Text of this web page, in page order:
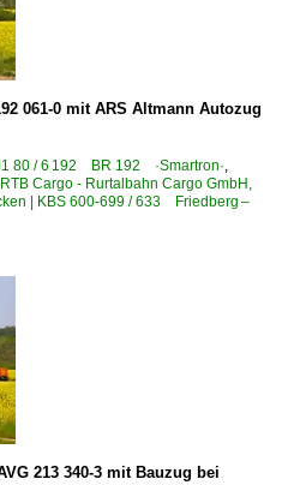
061-0 mit ARS Altmann Autozug
80 / 6 192 BR 192 ·Smartron·,
Cargo - Rurtalbahn Cargo GmbH,
| KBS 600-699 / 633 Friedberg –
213 340-3 mit Bauzug bei